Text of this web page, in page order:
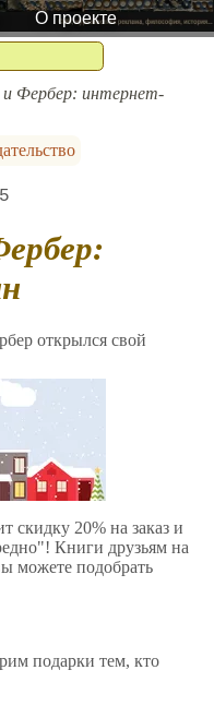
О проекте
Фербер: интернет-
открылся свой
скидку 20% на заказ и
Книги друзьям на
можете подобрать
подарки тем, кто